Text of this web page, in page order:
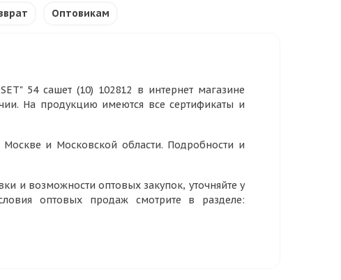
Оптовикам
54 сашет (10) 102812 в интернет магазине
На продукцию имеются все сертификаты и
и Московской области. Подробности и
и возможности оптовых закупок, уточняйте у
оптовых продаж смотрите в разделе: